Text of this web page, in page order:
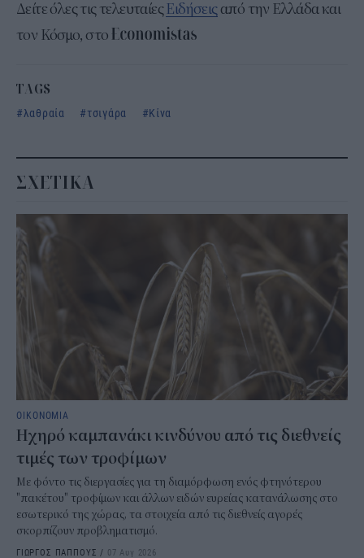
Δείτε όλες τις τελευταίεςΕιδήσειςαπό την Ελλάδα και
τον Κόσμο, στο
TAGS
λαθραία
τσιγάρα Κίνα
ΣΧΕΤΙΚΑ
ΟΙΚΟΝΟΜΙΑ
Ηχηρό καμπανάκι κινδύνου από τις διεθνείς
τιμές των τροφίμων
Με φόντο τις διεργασίες για τη διαμόρφωση ενός φτηνότερου
"πακέτου" τροφίμων και άλλων ειδών ευρείας κατανάλωσης στο
εσωτερικό της χώρας, τα στοιχεία από τις διεθνείς αγορές
σκορπίζουν προβληματισμό.
ΓΙΩΡΓΟΣ ΠΑΠΠΟΥΣ / 07 Αυγ 2026